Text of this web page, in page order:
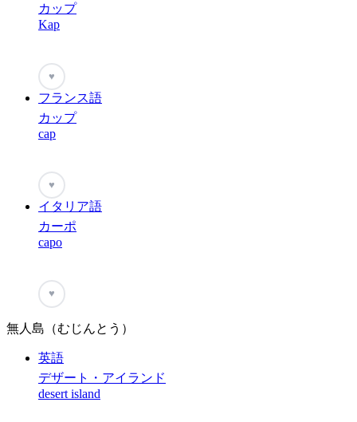
カップ
Kap
♥
フランス語
カップ
cap
♥
イタリア語
カーポ
capo
♥
無人島（むじんとう）
英語
デザート・アイランド
desert island